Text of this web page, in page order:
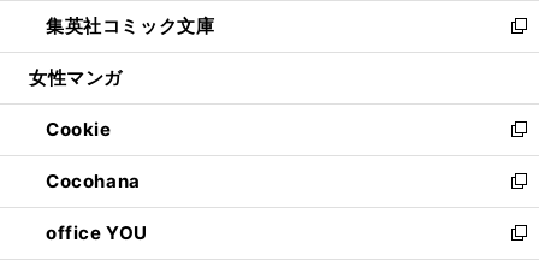
く
で
開
ド
ウ
開
く
ィ
ン
ウ
で
開
く
し
い
ウ
ン
ド
ウ
で
開
く
集英社コミック文庫
新
し
ウ
ィ
ン
ド
ウ
で
開
女性マンガ
Cookie
新
し
い
ウ
ィ
ン
Cocohana
新
し
い
ウ
office YOU
新
し